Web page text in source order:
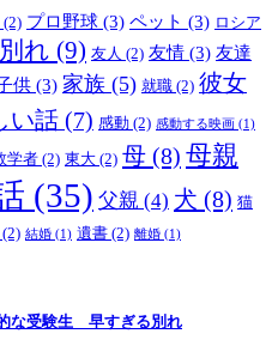
(2) プロ野球 (3) ペット (3) ロシア
別れ (9) 友人 (2) 友情 (3) 友達
供 (3) 家族 (5) 就職 (2) 彼女
い話 (7) 感動 (2) 感動する映画 (1)
学者 (2) 東大 (2) 母 (8) 母親
(35) 父親 (4) 犬 (8) 猫
(2) 結婚 (1) 遺書 (2) 離婚 (1)
な受験生 早すぎる別れ